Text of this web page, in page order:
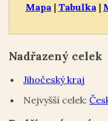
Mapa | Tabulka |
Nadřazený celek
Jihočeský kraj
Nejvyšší celek: